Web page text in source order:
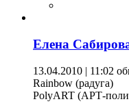
Елена
13.04.2010 | 11:02
Rainbow (радуга)
PolyART (АРТ-